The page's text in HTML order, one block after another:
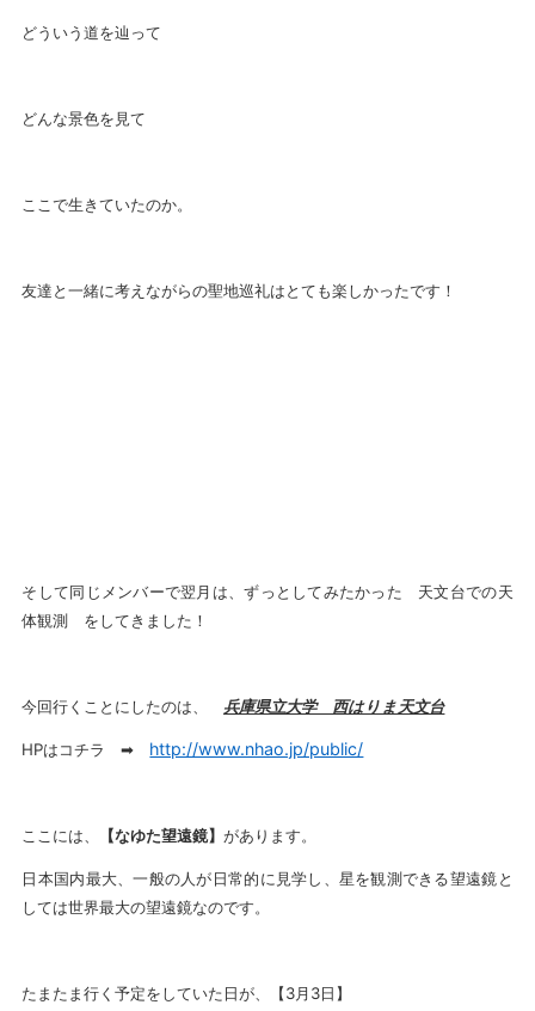
どういう道を辿って
どんな景色を見て
ここで生きていたのか。
友達と一緒に考えながらの聖地巡礼はとても楽しかったです！
そして同じメンバーで翌月は、ずっとしてみたかった 天文台での天
体観測 をしてきました！
今回行くことにしたのは、 兵庫県立大学 西はりま天文台
HPはコチラ ➡ http://www.nhao.jp/public/
ここには、 【なゆた望遠鏡】があります。
日本国内最大、一般の人が日常的に見学し、星を観測できる望遠鏡と
しては世界最大の望遠鏡なのです。
たまたま行く予定をしていた日が、【3月3日】